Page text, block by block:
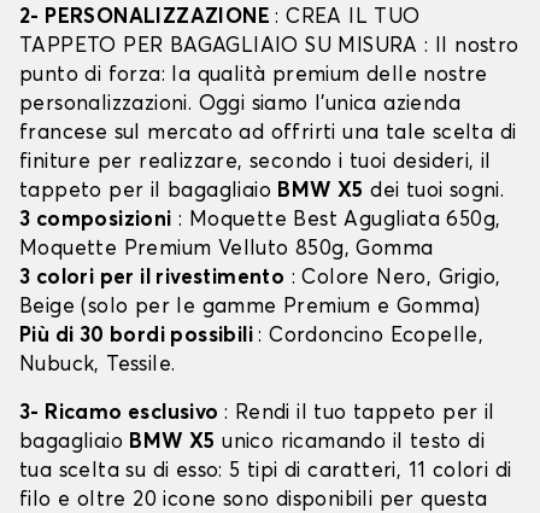
2- PERSONALIZZAZIONE: CREA IL TUO
TAPPETO PER BAGAGLIAIO SU MISURA : Il nostro
punto di forza: la qualità premium delle nostre
personalizzazioni. Oggi siamo l’unica azienda
francese sul mercato ad offrirti una tale scelta di
finiture per realizzare, secondo i tuoi desideri, il
tappeto per il bagagliaio BMW X5 dei tuoi sogni.
3 composizioni : Moquette Best Agugliata 650g,
Moquette Premium Velluto 850g, Gomma
3 colori per il rivestimento : Colore Nero, Grigio,
Beige (solo per le gamme Premium e Gomma)
Più di 30 bordi possibili: Cordoncino Ecopelle,
Nubuck, Tessile.
3- Ricamo esclusivo : Rendi il tuo tappeto per il
bagagliaio BMW X5 unico ricamando il testo di
tua scelta su di esso: 5 tipi di caratteri, 11 colori di
filo e oltre 20 icone sono disponibili per questa